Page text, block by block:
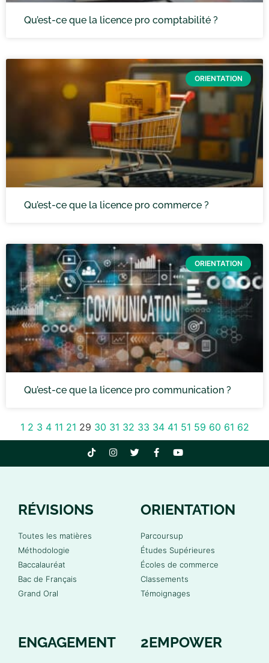
Qu’est-ce que la licence pro comptabilité ?
ORIENTATION
Qu’est-ce que la licence pro commerce ?
ORIENTATION
Qu’est-ce que la licence pro communication ?
1 2 3 4 11 21 29 30 31 32 33 34 41 51 59 60 61 62
RÉVISIONS
Toutes les matières
Méthodologie
Baccalauréat
Bac de Français
Grand Oral
ORIENTATION
Parcoursup
Études Supérieures
Écoles de commerce
Classements
Témoignages
ENGAGEMENT 2EMPOWER